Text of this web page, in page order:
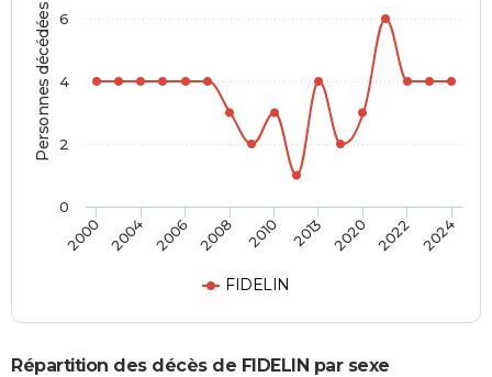
Personnes décédées
FIDELIN
2000 2004 2006 2008 2010 2013 2020 2022 2024
0
2
4
6
Répartition des décès de FIDELIN par sexe